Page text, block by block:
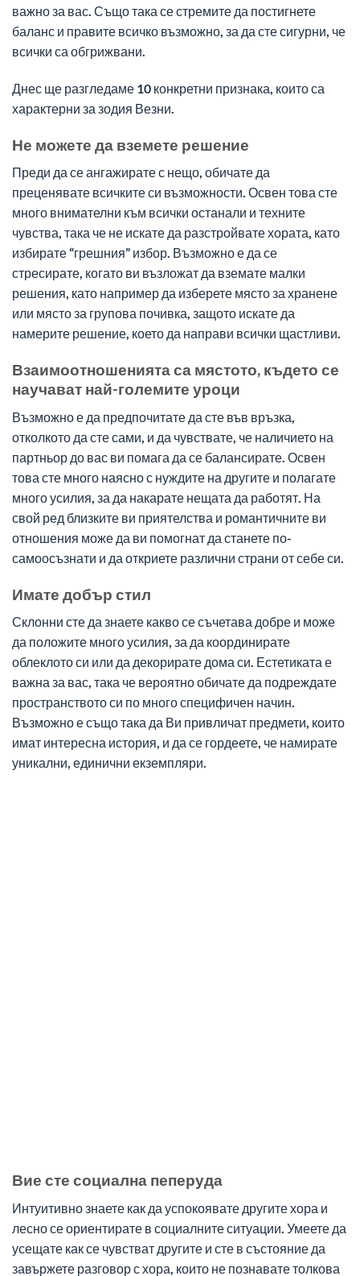
важно за вас. Също така се стремите да постигнете
баланс и правите всичко възможно, за да сте сигурни, че
всички са обгрижвани.
Днес ще разгледаме 10 конкретни признака, които са
характерни за зодия Везни.
Не можете да вземете решение
Преди да се ангажирате с нещо, обичате да
преценявате всичките си възможности. Освен това сте
много внимателни към всички останали и техните
чувства, така че не искате да разстройвате хората, като
избирате “грешния” избор. Възможно е да се
стресирате, когато ви възложат да вземате малки
решения, като например да изберете място за хранене
или място за групова почивка, защото искате да
намерите решение, което да направи всички щастливи.
Взаимоотношенията са мястото, където се
научават най-големите уроци
Възможно е да предпочитате да сте във връзка,
отколкото да сте сами, и да чувствате, че наличието на
партньор до вас ви помага да се балансирате. Освен
това сте много наясно с нуждите на другите и полагате
много усилия, за да накарате нещата да работят. На
свой ред близките ви приятелства и романтичните ви
отношения може да ви помогнат да станете по-
самоосъзнати и да откриете различни страни от себе си.
Имате добър стил
Склонни сте да знаете какво се съчетава добре и може
да положите много усилия, за да координирате
облеклото си или да декорирате дома си. Естетиката е
важна за вас, така че вероятно обичате да подреждате
пространството си по много специфичен начин.
Възможно е също така да Ви привличат предмети, които
имат интересна история, и да се гордеете, че намирате
уникални, единични екземпляри.
Вие сте социална пеперуда
Интуитивно знаете как да успокоявате другите хора и
лесно се ориентирате в социалните ситуации. Умеете да
усещате как се чувстват другите и сте в състояние да
завържете разговор с хора, които не познавате толкова